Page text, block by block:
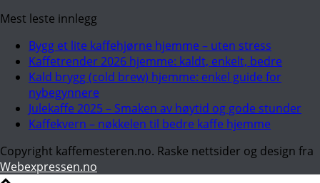
Mest leste innlegg
Bygg et lite kaffehjørne hjemme – uten stress
Kaffetrender 2026 hjemme: kaldt, enkelt, bedre
Kald brygg (cold brew) hjemme: enkel guide for
nybegynnere
Julekaffe 2025 – Smaken av høytid og gode stunder
Kaffekvern – nøkkelen til bedre kaffe hjemme
Copyright kaffemesteren.no. Raske nettsider og design fra
Webexpressen.no